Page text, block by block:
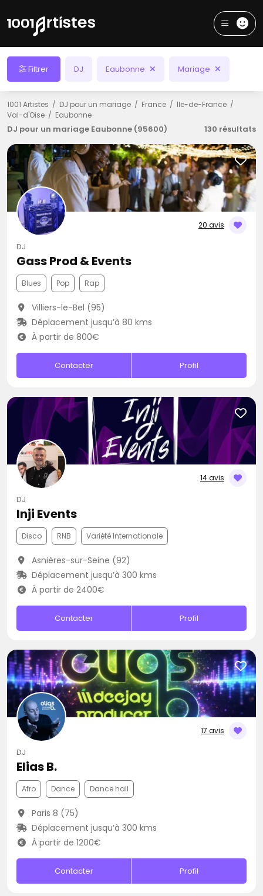
Filtrer DJ Eaubonne Mariage
1001 Artistes DJ pour un mariage France
Ile-de-France
Val-d'Oise
Eaubonne
DJ pour un mariage Eaubonne (95600) 130 résultats
20 avis
DJ
Gass Prod & Events
Blues Pop Rap
Villiers-le-Bel (95)
Déplacement jusqu’à 80 kms
À partir de 800€
Contacter Profil
14 avis
DJ
Inji Events
Disco RNB Variété Internationale
Asnières-sur-Seine (92)
Déplacement jusqu’à 300 kms
À partir de 2400€
Contacter Profil
17 avis
DJ
Elias B.
Afro Dance Dance hall
Paris 8 (75)
Déplacement jusqu’à 300 kms
À partir de 1200€
Contacter Profil